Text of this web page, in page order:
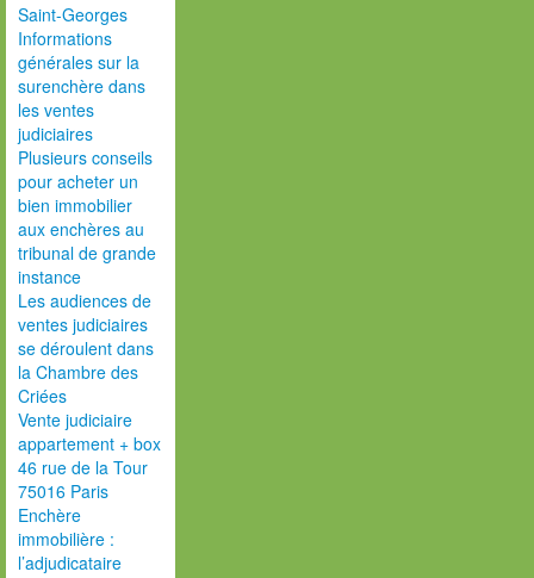
Saint-Georges
Informations
générales sur la
surenchère dans
les ventes
judiciaires
Plusieurs conseils
pour acheter un
bien immobilier
aux enchères au
tribunal de grande
instance
Les audiences de
ventes judiciaires
se déroulent dans
la Chambre des
Criées
Vente judiciaire
appartement + box
46 rue de la Tour
75016 Paris
Enchère
immobilière :
l’adjudicataire